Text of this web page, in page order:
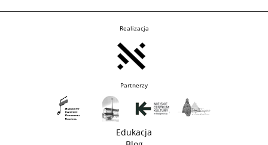
Realizacja
Partnerzy
Edukacja